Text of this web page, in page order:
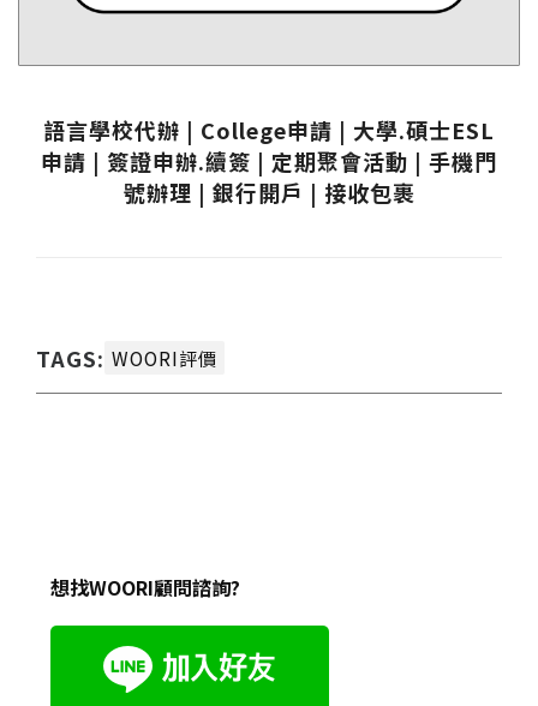
語言學校代辦 | College申請 | 大學.碩士ESL
申請 | 簽證申辦.續簽 | 定期聚會活動 | 手機門
號辦理 | 銀行開戶 | 接收包裹
TAGS: WOORI評價
想找WOORI顧問諮詢?